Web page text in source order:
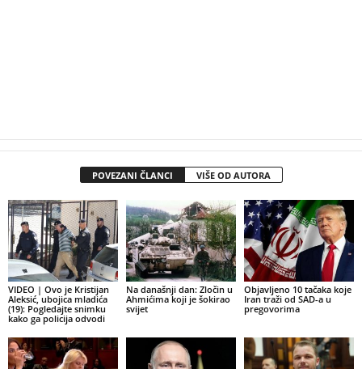
POVEZANI ČLANCI VIŠE OD AUTORA
VIDEO | Ovo je Kristijan
Aleksić, ubojica mladića
(19): Pogledajte snimku
kako ga policija odvodi
Na današnji dan: Zločin u
Ahmićima koji je šokirao
svijet
Objavljeno 10 tačaka koje
Iran traži od SAD-a u
pregovorima